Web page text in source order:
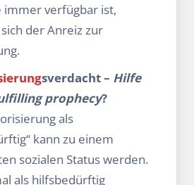
immer verfügbar ist,
der Anreiz zur
sverdacht – Hilfe
prophecy?
als
kann zu einem
sozialen Status werden.
als hilfsbedürftig